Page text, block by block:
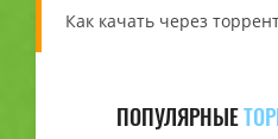
Как качать через
ПОПУЛЯРНЫЕ